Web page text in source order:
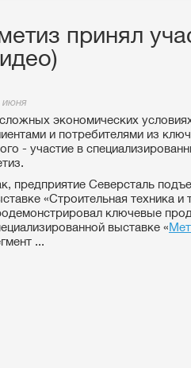
принял
июня
экономических
и потребителями из
- участие в
предприятие Северсталь
«Строительная техника
ключевые
выставке «
...